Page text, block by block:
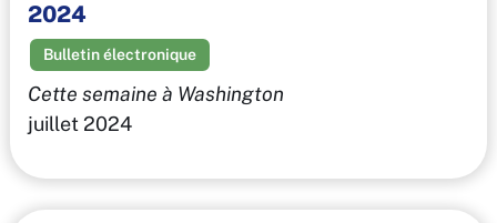
2024
Bulletin électronique
Cette semaine à Washington
juillet 2024